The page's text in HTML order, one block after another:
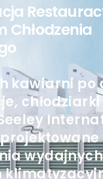
Chłodzenia
kawiarni po
chłodziarki
wydajnych